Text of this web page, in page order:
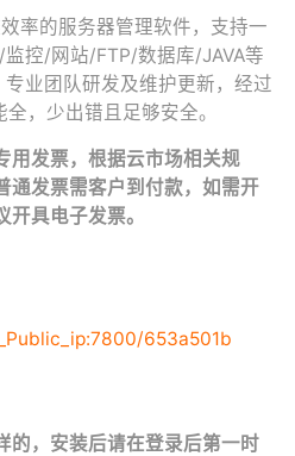
率的服务器管理软件，支持一
控/网站/FTP/数据库/JAVA等
业团队研发及维护更新，经过
，少出错且足够安全。
用发票，根据云市场相关规
通发票需客户到付款，如需开
具电子发票。
653a501b
的，安装后请在登录后第一时